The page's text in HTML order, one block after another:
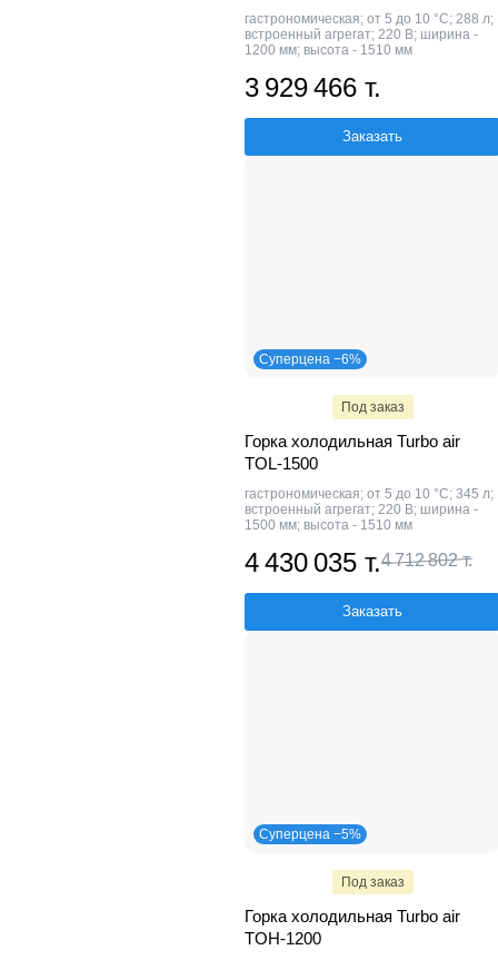
гастрономическая; от 5 до 10 °C; 288 л;
встроенный агрегат; 220 В; ширина -
1200 мм; высота - 1510 мм
3 929 466 т.
Заказать
Суперцена −6%
Под заказ
Горка холодильная Turbo air
TOL-1500
гастрономическая; от 5 до 10 °C; 345 л;
встроенный агрегат; 220 В; ширина -
1500 мм; высота - 1510 мм
4 430 035 т.4 712 802 т.
Заказать
Суперцена −5%
Под заказ
Горка холодильная Turbo air
TOH-1200